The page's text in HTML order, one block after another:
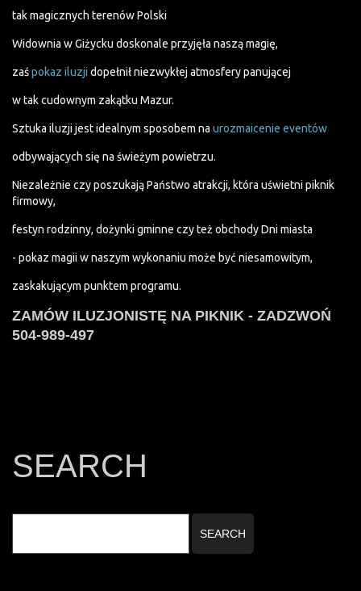
tak magicznych terenów Polski
Widownia w Giżycku doskonale przyjęła naszą magię,
zaśpokaz iluzji dopełnił niezwykłej atmosfery panującej
w tak cudownym zakątku Mazur.
Sztuka iluzji jest idealnym sposobem na urozmaicenie eventów
odbywających się na świeżym powietrzu.
Niezależnie czy poszukają Państwo atrakcji, która uświetni piknik
firmowy,
festyn rodzinny, dożynki gminne czy też obchody Dni miasta
- pokaz magii w naszym wykonaniu może być niesamowitym,
zaskakującym punktem programu.
ZAMÓW ILUZJONISTĘ NA PIKNIK - ZADZWOŃ
504-989-497
SEARCH